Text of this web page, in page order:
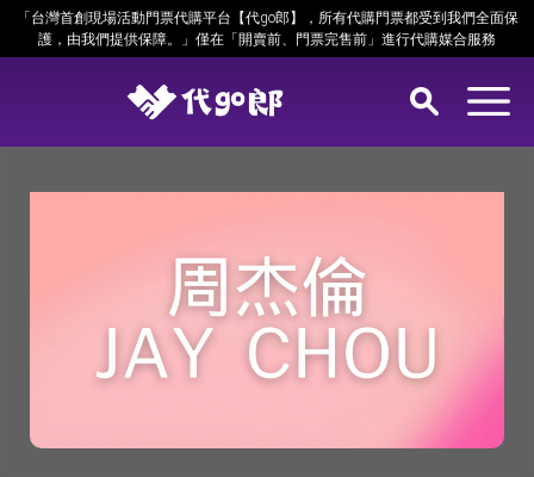
「台灣首創現場活動門票代購平台【代go郎】，所有代購門票都受到我們全面保
護，由我們提供保障。」僅在「開賣前、門票完售前」進行代購媒合服務